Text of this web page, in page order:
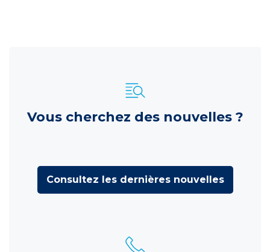
Vous cherchez des nouvelles ?
Consultez les dernières nouvelles